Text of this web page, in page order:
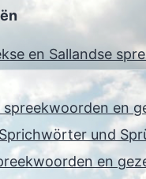
en Sallandse
spreekwoorden en
und
en